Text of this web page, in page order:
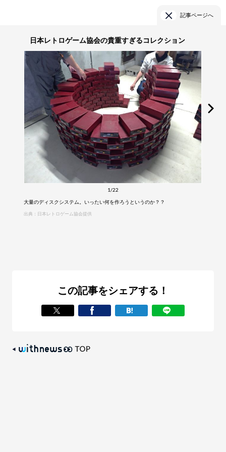
記事ページへ
日本レトロゲーム協会の貴重すぎるコレクション
1/22
大量のディスクシステム。いったい何を作ろうというのか？？
出典：日本レトロゲーム協会提供
この記事をシェアする！